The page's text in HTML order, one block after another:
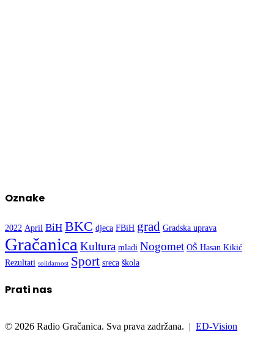
Oznake
2022 April BiH BKC djeca FBiH grad Gradska uprava
GračanicaKultura mladi Nogomet OŠ Hasan Kikić
Rezultati solidarnost Sport sreca škola
Prati nas
© 2026 Radio Gračanica. Sva prava zadržana. | ED-Vision